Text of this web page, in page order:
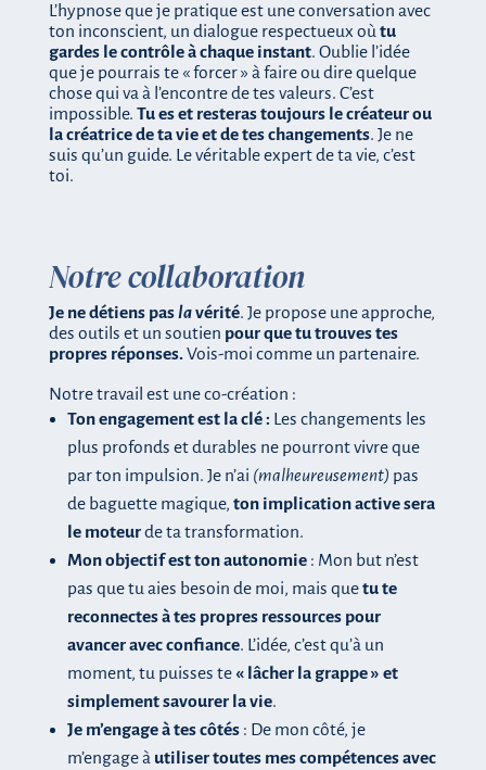
L’hypnose que je pratique est une conversation avec
ton inconscient, un dialogue respectueux oùtu
gardes le contrôle à chaque instant. Oublie l’idée
que je pourrais te « forcer » à faire ou dire quelque
chose qui va à l’encontre de tes valeurs. C’est
impossible. Tu es et resteras toujours le créateur ou
la créatrice de ta vie et de tes changements. Je ne
suis qu’un guide. Le véritable expert de ta vie, c’est
toi.
Notre collaboration
Je ne détiens paslavérité. Je propose une approche,
des outils et un soutien pour que tu trouves tes
propres réponses.Vois-moi comme un partenaire.
Notre travail est une co-création :
Ton engagement est la clé : Les changements les
plus profonds et durables ne pourront vivre que
par ton impulsion. Je n’ai (malheureusement) pas
de baguette magique,ton implication active sera
le moteurde ta transformation.
Mon objectif est ton autonomie : Mon but n’est
pas que tu aies besoin de moi, mais quetu te
reconnectes à tes propres ressources pour
avancer avec confiance. L’idée, c’est qu’à un
moment, tu puisses te « lâcher la grappe » et
simplement savourer la vie.
Je m’engage à tes côtés : De mon côté, je
m’engage à utiliser toutes mes compétences avec